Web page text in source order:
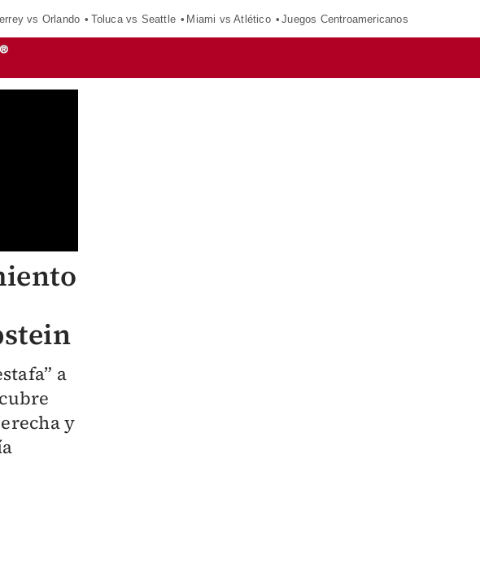
vs Orlando Toluca vs Seattle Miami vs Atlético Juegos Centroamericanos
a
y